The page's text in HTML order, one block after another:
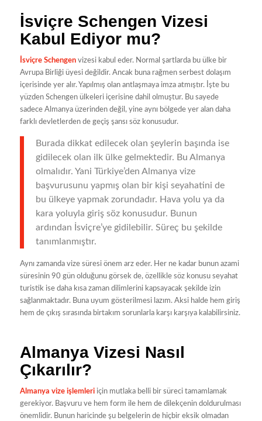
İsviçre Schengen Vizesi
Kabul Ediyor mu?
İsviçre Schengenvizesi kabul eder. Normal şartlarda bu ülke bir
Avrupa Birliği üyesi değildir. Ancak buna rağmen serbest dolaşım
içerisinde yer alır. Yapılmış olan antlaşmaya imza atmıştır. İşte bu
yüzden Schengen ülkeleri içerisine dahil olmuştur. Bu sayede
sadece Almanya üzerinden değil, yine aynı bölgede yer alan daha
farklı devletlerden de geçiş şansı söz konusudur.
Burada dikkat edilecek olan şeylerin başında ise
gidilecek olan ilk ülke gelmektedir. Bu Almanya
olmalıdır. Yani Türkiye’den Almanya vize
başvurusunu yapmış olan bir kişi seyahatini de
bu ülkeye yapmak zorundadır. Hava yolu ya da
kara yoluyla giriş söz konusudur. Bunun
ardından İsviçre’ye gidilebilir. Süreç bu şekilde
tanımlanmıştır.
Aynı zamanda vize süresi önem arz eder. Her ne kadar bunun azami
süresinin 90 gün olduğunu görsek de, özellikle söz konusu seyahat
turistik ise daha kısa zaman dilimlerini kapsayacak şekilde izin
sağlanmaktadır. Buna uyum gösterilmesi lazım. Aksi halde hem giriş
hem de çıkış sırasında birtakım sorunlarla karşı karşıya kalabilirsiniz.
Almanya Vizesi Nasıl
Çıkarılır?
Almanya vize işlemleriiçin mutlaka belli bir süreci tamamlamak
gerekiyor. Başvuru ve hem form ile hem de dilekçenin doldurulması
önemlidir. Bunun haricinde şu belgelerin de hiçbir eksik olmadan